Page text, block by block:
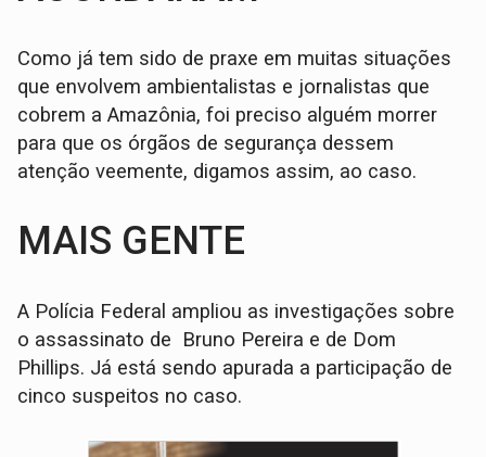
Como já tem sido de praxe em muitas situações
que envolvem ambientalistas e jornalistas que
cobrem a Amazônia, foi preciso alguém morrer
para que os órgãos de segurança dessem
atenção veemente, digamos assim, ao caso.
MAIS GENTE
A Polícia Federal ampliou as investigações sobre
o assassinato de Bruno Pereira e de Dom
Phillips. Já está sendo apurada a participação de
cinco suspeitos no caso.